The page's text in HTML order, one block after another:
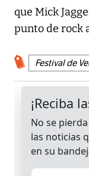
que Mick
punto de rock
Festival de